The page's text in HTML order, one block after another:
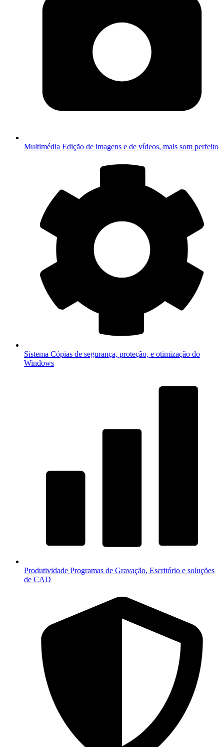
Multimédia Edição de imagens e de vídeos, mais som perfeito
Sistema Cópias de segurança, proteção, e otimização do
Windows
Produtividade Programas de Gravação, Escritório e soluções
de CAD